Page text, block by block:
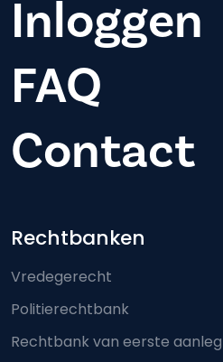
Inloggen
FAQ
Contact
Footer-menu
Rechtbanken
Vredegerecht
Politierechtbank
Rechtbank van eerste aanleg